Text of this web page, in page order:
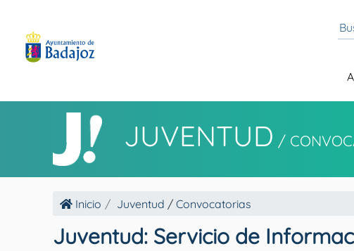
JUVENTUD /
Inicio Juventud / Convocatorias
Juventud: Servicio de